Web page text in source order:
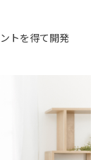
トを得て開発